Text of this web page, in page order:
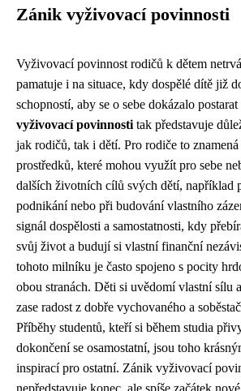
Zánik vyživovací povinnosti
Vyživovací povinnost rodičů k dětem
pamatuje i na situace, kdy dospělé dítě již
schopností, aby se o sebe dokázalo postarat
vyživovací povinnosti tak představuje
jak rodičů, tak i dětí. Pro rodiče to
prostředků, které mohou využít pro sebe
dalších životních cílů svých dětí, například
podnikání nebo při budování vlastního
signál dospělosti a samostatnosti, kdy
svůj život a budují si vlastní finanční
tohoto milníku je často spojeno s pocity
obou stranách. Děti si uvědomí vlastní sílu
zase radost z dobře vychovaného a
Příběhy studentů, kteří si během studia
dokončení se osamostatní, jsou toho
inspirací pro ostatní. Zánik vyživovací
nepředstavuje konec, ale spíše začátek